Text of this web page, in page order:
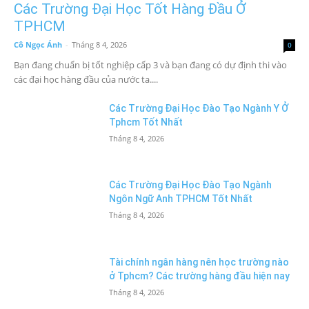
Các Trường Đại Học Tốt Hàng Đầu Ở
TPHCM
Cô Ngọc Ánh - Tháng 8 4, 2026 0
Bạn đang chuẩn bị tốt nghiệp cấp 3 và bạn đang có dự định thi vào
các đại học hàng đầu của nước ta....
Các Trường Đại Học Đào Tạo Ngành Y Ở
Tphcm Tốt Nhất
Tháng 8 4, 2026
Các Trường Đại Học Đào Tạo Ngành
Ngôn Ngữ Anh TPHCM Tốt Nhất
Tháng 8 4, 2026
Tài chính ngân hàng nên học trường nào
ở Tphcm? Các trường hàng đầu hiện nay
Tháng 8 4, 2026